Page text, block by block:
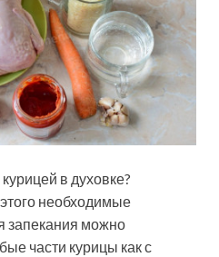
в духовке?
необходимые
запекания можно
части курицы как с